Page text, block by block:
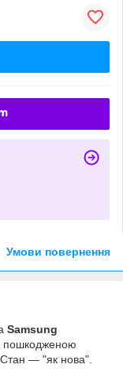
Умови повернення
Samsung
пошкодженою
— "як нова".